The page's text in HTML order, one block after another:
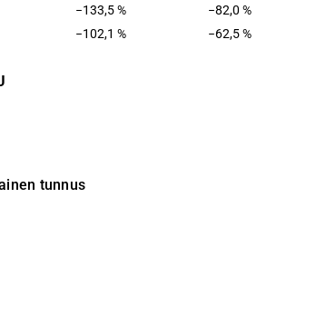
−133,5 % −82,0 %
−102,1 % −62,5 %
tunnus